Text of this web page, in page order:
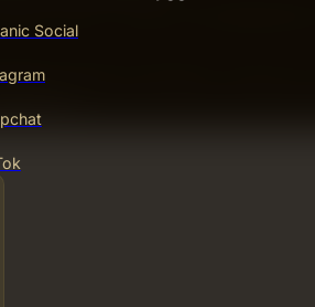
Social
stress. De ger en
är enkla att anpassa. Det gör